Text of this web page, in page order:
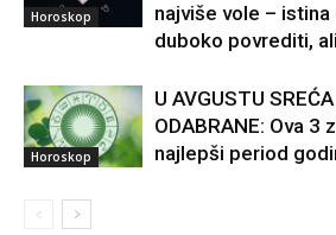
Horoskop
najviše vole – istina
duboko povrediti,
Horoskop
U AVGUSTU
ODABRANE: Ova 3
najlepši period